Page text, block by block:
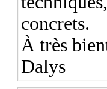
concrets.
À très
Dalys